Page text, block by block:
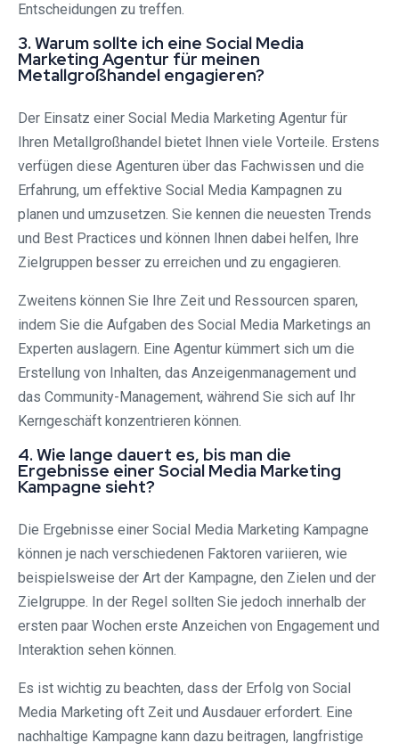
Entscheidungen zu treffen.
3. Warum sollte ich eine Social Media
Marketing Agentur für meinen
Metallgroßhandel engagieren?
Der Einsatz einer Social Media Marketing Agentur für
Ihren Metallgroßhandel bietet Ihnen viele Vorteile. Erstens
verfügen diese Agenturen über das Fachwissen und die
Erfahrung, um effektive Social Media Kampagnen zu
planen und umzusetzen. Sie kennen die neuesten Trends
und Best Practices und können Ihnen dabei helfen, Ihre
Zielgruppen besser zu erreichen und zu engagieren.
Zweitens können Sie Ihre Zeit und Ressourcen sparen,
indem Sie die Aufgaben des Social Media Marketings an
Experten auslagern. Eine Agentur kümmert sich um die
Erstellung von Inhalten, das Anzeigenmanagement und
das Community-Management, während Sie sich auf Ihr
Kerngeschäft konzentrieren können.
4. Wie lange dauert es, bis man die
Ergebnisse einer Social Media Marketing
Kampagne sieht?
Die Ergebnisse einer Social Media Marketing Kampagne
können je nach verschiedenen Faktoren variieren, wie
beispielsweise der Art der Kampagne, den Zielen und der
Zielgruppe. In der Regel sollten Sie jedoch innerhalb der
ersten paar Wochen erste Anzeichen von Engagement und
Interaktion sehen können.
Es ist wichtig zu beachten, dass der Erfolg von Social
Media Marketing oft Zeit und Ausdauer erfordert. Eine
nachhaltige Kampagne kann dazu beitragen, langfristige